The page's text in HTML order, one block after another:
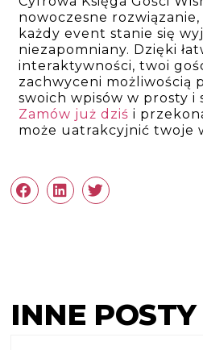
nowoczesne
każdy event stanie się
niezapomniany. Dzięki
interaktywności, twoi
zachwyceni możliwością
swoich wpisów w prosty i
Zamów już dziś i
może uatrakcyjnić twoje
INNE POSTY